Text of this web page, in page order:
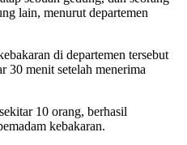
lain, menurut departemen
di departemen tersebut
30 menit setelah menerima
10 orang, berhasil
kebakaran.